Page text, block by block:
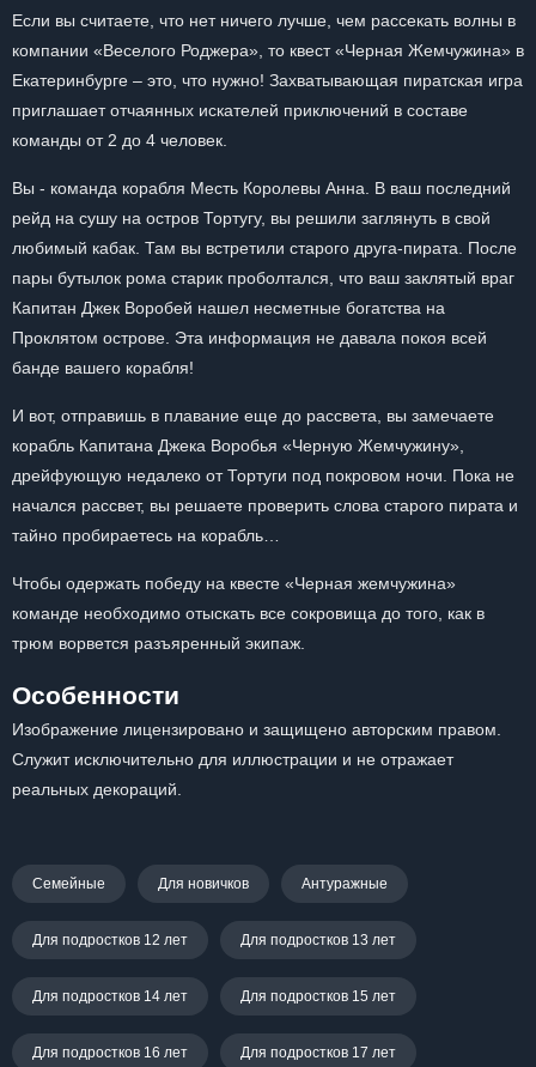
Если вы считаете, что нет ничего лучше, чем рассекать волны в
компании «Веселого Роджера», то квест «Черная Жемчужина» в
Екатеринбурге – это, что нужно! Захватывающая пиратская игра
приглашает отчаянных искателей приключений в составе
команды от 2 до 4 человек.
Вы - команда корабля Месть Королевы Анна. В ваш последний
рейд на сушу на остров Тортугу, вы решили заглянуть в свой
любимый кабак. Там вы встретили старого друга-пирата. После
пары бутылок рома старик проболтался, что ваш заклятый враг
Капитан Джек Воробей нашел несметные богатства на
Проклятом острове. Эта информация не давала покоя всей
банде вашего корабля!
И вот, отправишь в плавание еще до рассвета, вы замечаете
корабль Капитана Джека Воробья «Черную Жемчужину»,
дрейфующую недалеко от Тортуги под покровом ночи. Пока не
начался рассвет, вы решаете проверить слова старого пирата и
тайно пробираетесь на корабль…
Чтобы одержать победу на квесте «Черная жемчужина»
команде необходимо отыскать все сокровища до того, как в
трюм ворвется разъяренный экипаж.
Особенности
Изображение лицензировано и защищено авторским правом.
Служит исключительно для иллюстрации и не отражает
реальных декораций.
Семейные Для новичков Антуражные
Для подростков 12 лет Для подростков 13 лет
Для подростков 14 лет Для подростков 15 лет
Для подростков 16 лет Для подростков 17 лет